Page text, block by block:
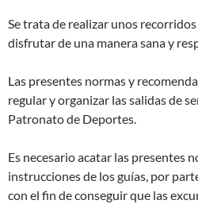
Se trata de realizar unos
disfrutar de una manera sana y
Las presentes normas y
regular y organizar las salidas de
Patronato de Deportes.
Es necesario acatar las presentes
instrucciones de los guías, por
con el fin de conseguir que las